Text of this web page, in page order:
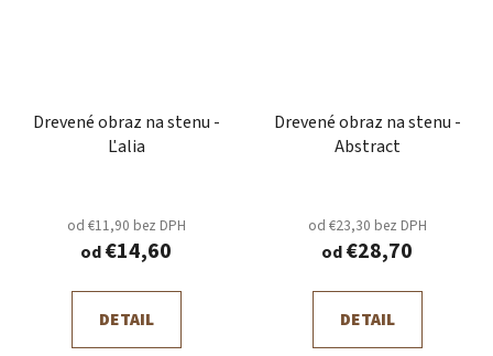
Drevené obraz na stenu -
Ľalia
od €11,90 bez DPH
od€14,60
DETAIL
Drevené obraz na stenu -
Abstract
od €23,30 bez DPH
od€28,70
DETAIL